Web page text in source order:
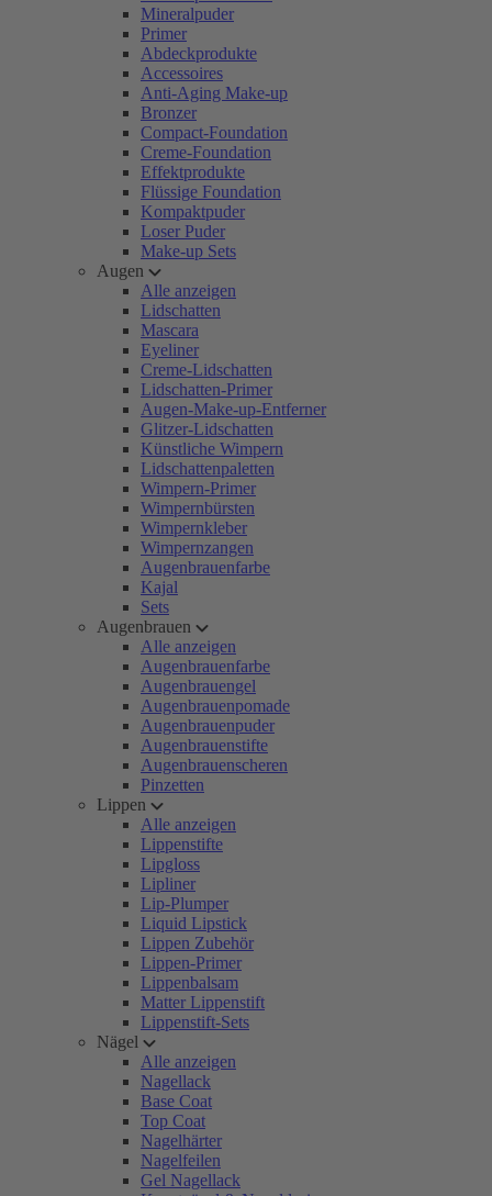
Mineralpuder
Primer
Abdeckprodukte
Accessoires
Anti-Aging Make-up
Bronzer
Compact-Foundation
Creme-Foundation
Effektprodukte
Flüssige Foundation
Kompaktpuder
Loser Puder
Make-up Sets
Augen
Alle anzeigen
Lidschatten
Mascara
Eyeliner
Creme-Lidschatten
Lidschatten-Primer
Augen-Make-up-Entferner
Glitzer-Lidschatten
Künstliche Wimpern
Lidschattenpaletten
Wimpern-Primer
Wimpernbürsten
Wimpernkleber
Wimpernzangen
Augenbrauenfarbe
Kajal
Sets
Augenbrauen
Alle anzeigen
Augenbrauenfarbe
Augenbrauengel
Augenbrauenpomade
Augenbrauenpuder
Augenbrauenstifte
Augenbrauenscheren
Pinzetten
Lippen
Alle anzeigen
Lippenstifte
Lipgloss
Lipliner
Lip-Plumper
Liquid Lipstick
Lippen Zubehör
Lippen-Primer
Lippenbalsam
Matter Lippenstift
Lippenstift-Sets
Nägel
Alle anzeigen
Nagellack
Base Coat
Top Coat
Nagelhärter
Nagelfeilen
Gel Nagellack